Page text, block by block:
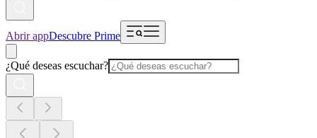
Abrir appDescubre Prime
¿Qué deseas escuchar?